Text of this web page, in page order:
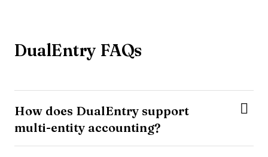
DualEntry FAQs
How does DualEntry support
multi-entity accounting?